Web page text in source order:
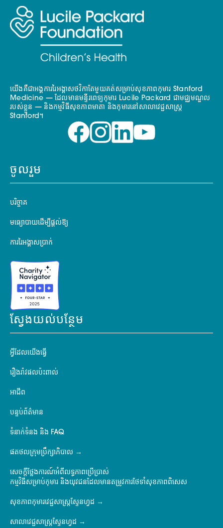
យើងគឺជាអង្គការរៃអង្គាសថវិកាតែមួយគត់សម្រាប់សុខភាពកុមារ Stanford
Medicine — ដែលមានមន្ទីរពេទ្យកុមារ Lucile Packard ជាមជ្ឈមណ្ឌល
របស់ខ្លួន — និងកម្មវិធីសុខភាពមាតា និងកុមារនៅសាលាវេជ្ជសាស្ត្រ
Stanford។
ចូលរួម
បរិច្ចាគ
មធ្យោបាយដើម្បីផ្តល់ឱ្យ
ការរៃអង្គាសប្រាក់
ស្វែងយល់បន្ថែម
អ្វីដែលយើងធ្វើ
រឿងរ៉ាវផលប៉ះពាល់
អាជីព
បន្ទប់ព័ត៌មាន
ទំនាក់ទំនង និង FAQ
ផតថលក្រុមប្រឹក្សាភិបាល
សេចក្តីថ្លែងការណ៍អំពីលទ្ធភាពប្រើប្រាស់
កម្មវិធីសម្រាប់កុមារ និងយុវជនដែលមានតម្រូវការថែទាំសុខភាពពិសេស
សុខភាពកុមារវេជ្ជសាស្ត្រស្ទែនហ្វដ
សាលាវេជ្ជសាស្ត្រស្ទែនហ្វដ